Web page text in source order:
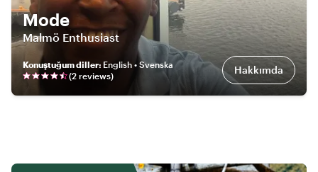
Mode
Malmö Enthusiast
Konuştuğum diller: English • Svenska
(2 reviews) Hakkımda